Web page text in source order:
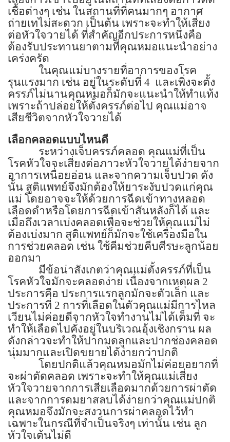
เชื้อต่างๆ เช่น ในสถานที่ที่คนมากๆ อากาศ
ถ่ายเทไม่สะดวก เป็นต้น เพราะจะทำให้เสี่ยง
ต่อหัวใจวายได้ ที่สำคัญอีกประการหนึ่งคือ
ต้องรับประทานยาตามที่คุณหมอแนะนำอย่าง
เคร่งครัด
ในคุณแม่บางรายที่อาการของโรค
รุนแรงมาก เช่น อยู่ในระดับที่ 4 และเพิ่งจะตั้ง
ครรภ์ไม่นานคุณหมอก็มักจะแนะนำให้ทำแท้ง
เพราะถ้าปล่อยให้ตั้งครรภ์ต่อไป คุณแม่อาจ
เสียชีวิตจากหัวใจวายได้
เลือกคลอดแบบไหนดี
ระหว่างเจ็บครรภ์คลอด คุณแม่ที่เป็น
โรคหัวใจจะเสี่ยงต่อภาวะหัวใจวายได้ง่ายจาก
อาการเหนื่อยอ่อน และจากความเจ็บปวด ดัง
นั้น สูติแพทย์จึงมักต้องให้ยาระงับปวดแก่คุณ
แม่ โดยอาจจะให้ด้วยการฉีดเข้าทางหลอด
เลือดดำหรือโดยการฉีดเข้าสันหลังก็ได้ และ
เมื่อถึงเวลาเบ่งคลอดเพื่อจะช่วยให้คุณแม่ไม่
ต้องเบ่งมาก สูติแพทย์ก็มักจะใช้เครื่องมือใน
การช่วยคลอด เช่น ใช้คีมช่วยคีบศีรษะลูกน้อย
ออกมา
มีข้อน่าสังเกตว่าคุณแม่ตั้งครรภ์ที่เป็น
โรคหัวใจมักจะคลอดง่าย เนื่องจากเหตุผล 2
ประการคือ ประการแรกลูกมักจะตัวเล็ก และ
ประการที่ 2 การที่เลือดในตัวคุณแม่มีการไหล
เวียนไม่ค่อยดีจากหัวใจทำงานไม่ได้เต็มที่ จะ
ทำให้เลือดไปคั่งอยู่ในบริเวณอุ้งเชิงกราน ผล
ดังกล่าวจะทำให้ปากมดลูกและปากช่องคลอด
นุ่มมากและเปิดขยายได้ง่ายกว่าปกติ
โดยปกติแล้วคุณหมอมักไม่ค่อยอยากที่
จะผ่าตัดคลอด เพราะจะทำให้คุณแม่เสี่ยง
หัวใจวายจากการเสียเลือดมากด้วยการผ่าตัด
และจากการดมยาสลบได้ง่ายกว่าคุณแม่ปกติ
คุณหมอจึงมักจะสงวนการผ่าคลอดไว้ทำ
เฉพาะในกรณีที่จำเป็นจริงๆ เท่านั้น เช่น ลูก
หัวใจเต้นไม่ดี